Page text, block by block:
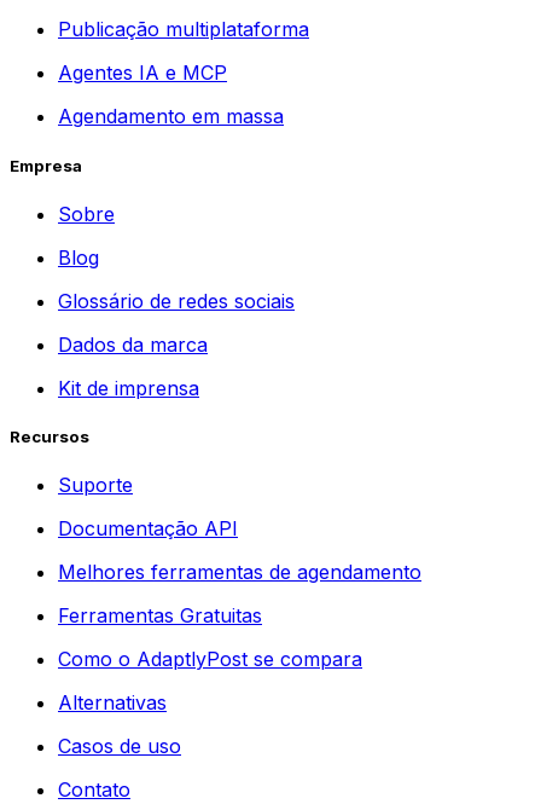
Publicação multiplataforma
Agentes IA e MCP
Agendamento em massa
Empresa
Sobre
Blog
Glossário de redes sociais
Dados da marca
Kit de imprensa
Recursos
Suporte
Documentação API
Melhores ferramentas de agendamento
Ferramentas Gratuitas
Como o AdaptlyPost se compara
Alternativas
Casos de uso
Contato